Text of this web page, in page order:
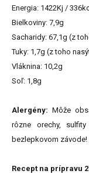
Energia: 1422Kj /
Bielkoviny: 7,9g
Sacharidy: 67,1g (z
Tuky: 1,7g (z toho
Vláknina: 10,2g
Soľ: 1,8g
Alergény: Môže
rôzne orechy,
bezlepkovom závode!
Recept na prípravu